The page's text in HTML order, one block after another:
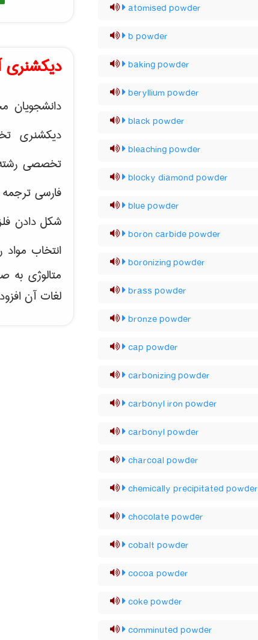
atomised powder
b powder
baking powder
beryllium powder
black powder
bleaching powder
blocky diamond powder
blue powder
boron carbide powder
boronizing powder
brass powder
bronze powder
cap powder
carbonizing powder
carbonyl iron powder
carbonyl powder
charcoal powder
chemically precipitated powder
chocolate powder
cobalt powder
cocoa powder
coke powder
comminuted powder
دیکشنری
دانشجویان
دیکشنری
تخصصی رشته
فارسی
شکل دادن
انتخاب مواد
متالوژی به
لغات آن